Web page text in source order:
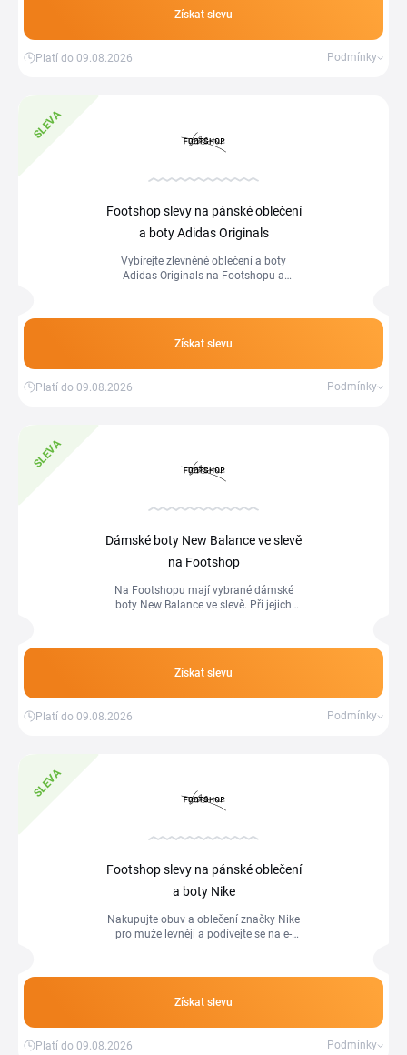
Získat slevu
Platí do 09.08.2026 Podmínky
SLEVA
Footshop slevy na pánské oblečení
a boty Adidas Originals
Vybírejte zlevněné oblečení a boty
Adidas Originals na Footshopu a
Získat slevu
Platí do 09.08.2026 Podmínky
SLEVA
Dámské boty New Balance ve slevě
na Footshop
Na Footshopu mají vybrané dámské
boty New Balance ve slevě. Při jejich
a budete mít objednávku ještě levnější.
Získat slevu
Platí do 09.08.2026 Podmínky
SLEVA
Footshop slevy na pánské oblečení
a boty Nike
Nakupujte obuv a oblečení značky Nike
pro muže levněji a podívejte se na e-
Získat slevu
Platí do 09.08.2026 Podmínky